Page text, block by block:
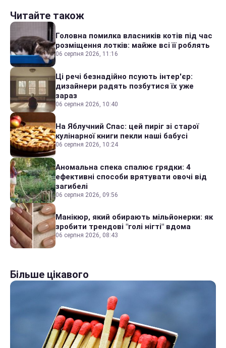
Читайте також
Головна помилка власників котів під час
розміщення лотків: майже всі її роблять
06 серпня 2026, 11:16
Ці речі безнадійно псують інтер'єр:
дизайнери радять позбутися їх уже
зараз
06 серпня 2026, 10:40
На Яблучний Спас: цей пиріг зі старої
кулінарної книги пекли наші бабусі
06 серпня 2026, 10:24
Аномальна спека спалює грядки: 4
ефективні способи врятувати овочі від
загибелі
06 серпня 2026, 09:56
Манікюр, який обирають мільйонерки: як
зробити трендові "голі нігті" вдома
06 серпня 2026, 08:43
Більше цікавого